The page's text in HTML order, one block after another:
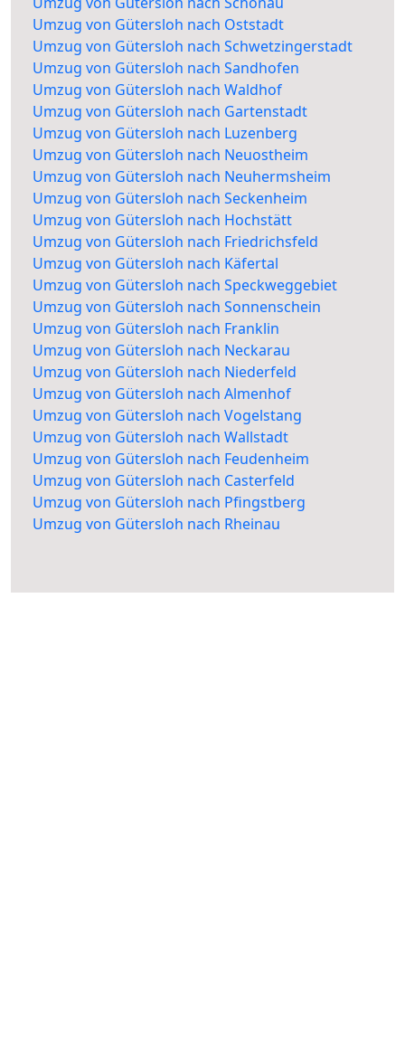
Umzug von Gütersloh nach Oststadt
Umzug von Gütersloh nach Schwetzingerstadt
Umzug von Gütersloh nach Sandhofen
Umzug von Gütersloh nach Waldhof
Umzug von Gütersloh nach Gartenstadt
Umzug von Gütersloh nach Luzenberg
Umzug von Gütersloh nach Neuostheim
Umzug von Gütersloh nach Neuhermsheim
Umzug von Gütersloh nach Seckenheim
Umzug von Gütersloh nach Hochstätt
Umzug von Gütersloh nach Friedrichsfeld
Umzug von Gütersloh nach Käfertal
Umzug von Gütersloh nach Speckweggebiet
Umzug von Gütersloh nach Sonnenschein
Umzug von Gütersloh nach Franklin
Umzug von Gütersloh nach Neckarau
Umzug von Gütersloh nach Niederfeld
Umzug von Gütersloh nach Almenhof
Umzug von Gütersloh nach Vogelstang
Umzug von Gütersloh nach Wallstadt
Umzug von Gütersloh nach Feudenheim
Umzug von Gütersloh nach Casterfeld
Umzug von Gütersloh nach Pfingstberg
Umzug von Gütersloh nach Rheinau